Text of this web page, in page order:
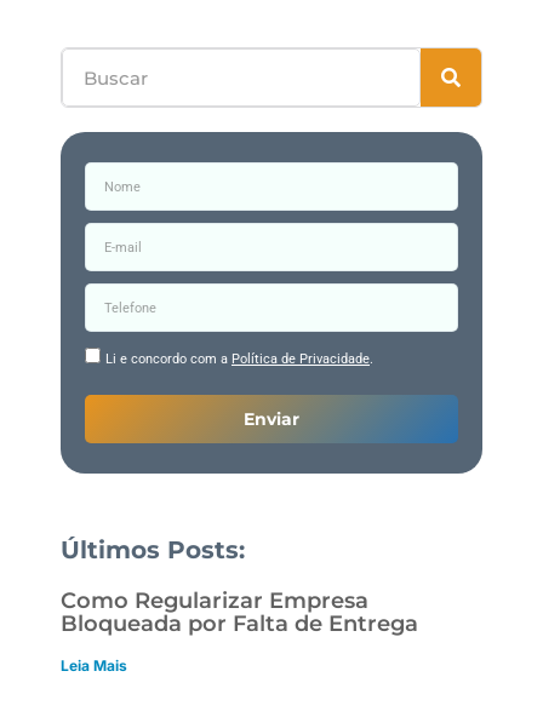
Li e concordo com a Política de Privacidade.
Enviar
Últimos Posts:
Como Regularizar Empresa
Bloqueada por Falta de Entrega
Leia Mais